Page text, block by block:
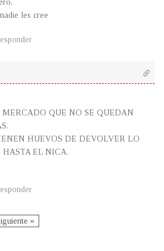
les cree
MERCADO QUE NO SE QUEDAN
HUEVOS DE DEVOLVER LO
EL NICA.
»